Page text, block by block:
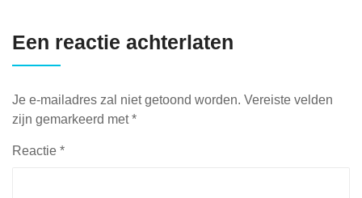
Een reactie achterlaten
Je e-mailadres zal niet getoond worden. Vereiste velden
zijn gemarkeerd met*
Reactie *